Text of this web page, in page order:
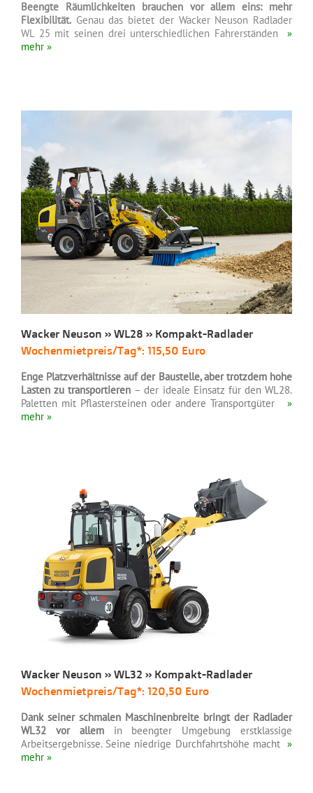
Beengte Räumlichkeiten brauchen vor allem eins: mehr
Flexibilität. Genau das bietet der Wacker Neuson Radlader
WL 25 mit seinen drei unterschiedlichen Fahrerständen
»
mehr »
Wacker Neuson » WL28 » Kompakt-Radlader
Wochenmietpreis/Tag*: 115,50 Euro
Enge Platzverhältnisse auf der Baustelle, aber trotzdem hohe
Lasten zu transportieren – der ideale Einsatz für den WL28.
Paletten mit Pflastersteinen oder andere Transportgüter »
mehr »
Wacker Neuson » WL32 » Kompakt-Radlader
Wochenmietpreis/Tag*: 120,50 Euro
Dank seiner schmalen Maschinenbreite bringt der Radlader
WL32 vor allemin beengter Umgebung erstklassige
Arbeitsergebnisse. Seine niedrige Durchfahrtshöhe macht »
mehr »